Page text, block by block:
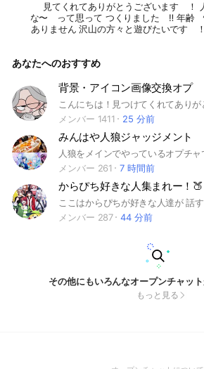
見てくれてありがとうございます ！
な〜 って思って つくりました ‼️ 年
ありません 沢山の方々と遊びたいです ！！ ⌇ ️⭕️
がない限り スタ連 下ネタ 暴言 いじめ 宣伝 等々...
非是非 入ってください... ‼️ 初心者の方は名前の後ろに 「
🔰 」をつけてくれると 全力でサポートい
プチャㅤ等で 行っていきたいと思います ‼️ #人狼 #人狼ゲー
#プリ小説 #騙し合い #ワンナイト人狼 #
あなたへのおすすめ
背景・アイコン画像交換オプ
メンバー 1411
25 分前
みんはや人狼ジャッジメント
メンバー 261
7 時間前
からぴち好きな人集まれー！🍑
メンバー 287
44 分前
その他にもいろんなオープンチャッ
もっと見る